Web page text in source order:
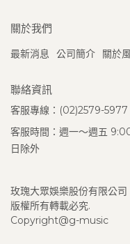
關於我們
最新消息 公司簡介 關於
聯絡資訊
客服專線：(02)2579-5977
客服時間：週一～週五
日除外
玫瑰大眾娛樂股份有限公司
版權所有轉載必究.
Copyright@g-music